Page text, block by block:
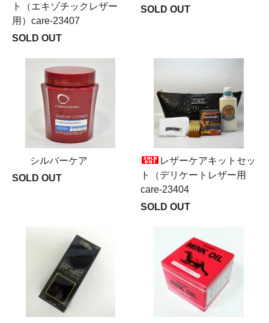
ト（エキゾチックレザー
用）care-23407
SOLD OUT
SOLD OUT
シルバーケア
SOLD OUT
レザーケアキットセッ
ト（デリケートレザー用
care-23404
SOLD OUT